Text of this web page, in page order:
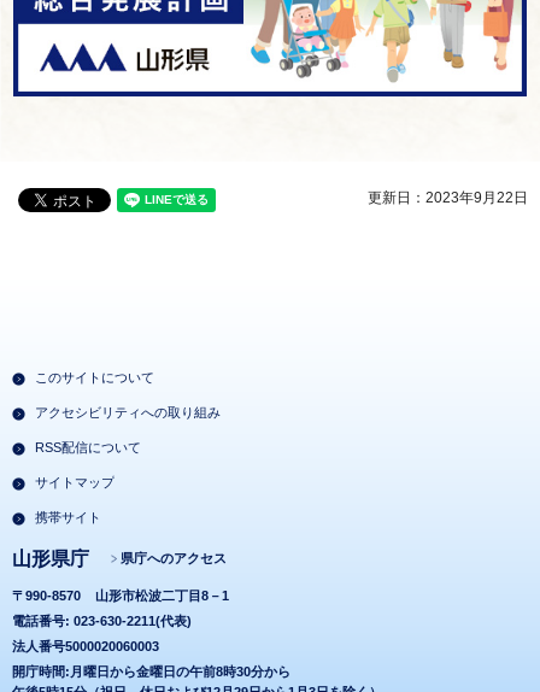
更新日：2023年9月22日
このサイトについて
アクセシビリティへの取り組み
RSS配信について
サイトマップ
携帯サイト
山形県庁 県庁へのアクセス
〒990-8570
山形市松波二丁目8－1
電話番号: 023-630-2211(代表)
法人番号5000020060003
開庁時間:月曜日から金曜日の午前8時30分から